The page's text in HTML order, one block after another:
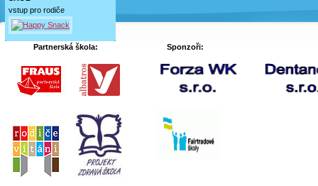
vstup pro rodiče
Partnerská škola: Sponzoři: